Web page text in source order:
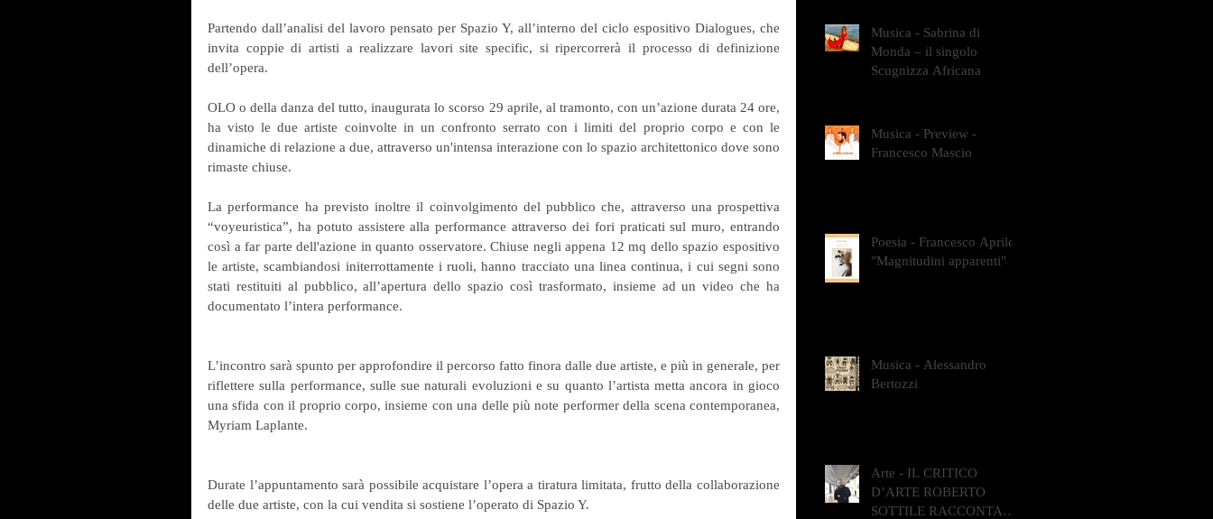
Partendo dall’analisi del lavoro pensato per Spazio Y, all’interno del ciclo espositivo Dialogues, che
invita coppie di artisti a realizzare lavori site specific, si ripercorrerà il processo di definizione
dell’opera.
OLO o della danza del tutto, inaugurata lo scorso 29 aprile, al tramonto, con un’azione durata 24 ore,
ha visto le due artiste coinvolte in un confronto serrato con i limiti del proprio corpo e con le
dinamiche di relazione a due, attraverso un'intensa interazione con lo spazio architettonico dove sono
rimaste chiuse.
La performance ha previsto inoltre il coinvolgimento del pubblico che, attraverso una prospettiva
“voyeuristica”, ha potuto assistere alla performance attraverso dei fori praticati sul muro, entrando
così a far parte dell'azione in quanto osservatore. Chiuse negli appena 12 mq dello spazio espositivo
le artiste, scambiandosi initerrottamente i ruoli, hanno tracciato una linea continua, i cui segni sono
stati restituiti al pubblico, all’apertura dello spazio così trasformato, insieme ad un video che ha
documentato l’intera performance.
L’incontro sarà spunto per approfondire il percorso fatto finora dalle due artiste, e più in generale, per
riflettere sulla performance, sulle sue naturali evoluzioni e su quanto l’artista metta ancora in gioco
una sfida con il proprio corpo, insieme con una delle più note performer della scena contemporanea,
Myriam Laplante.
Durate l’appuntamento sarà possibile acquistare l’opera a tiratura limitata, frutto della collaborazione
delle due artiste, con la cui vendita si sostiene l’operato di Spazio Y.
Musica - Sabrina di
Monda – il singolo
Scugnizza Africana
Musica - Preview -
Francesco Mascio
Poesia - Francesco Aprile -
"Magnitudini apparenti"
Musica - Alessandro
Bertozzi
Arte - IL CRITICO
D’ARTE ROBERTO
SOTTILE RACCONTA